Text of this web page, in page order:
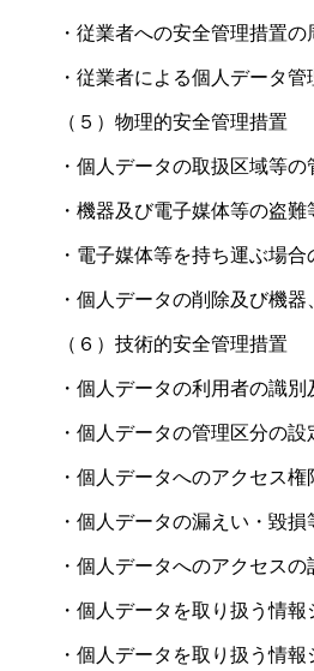
・従業者への安全管理措置
・従業者による個人データ
（５）物理的安全管理措置
・個人データの取扱区域等の
・機器及び電子媒体等の盗難
・電子媒体等を持ち運ぶ場
・個人データの削除及び機
（６）技術的安全管理措置
・個人データの利用者の識別
・個人データの管理区分の
・個人データへのアクセス権
・個人データの漏えい・毀損
・個人データへのアクセス
・個人データを取り扱う情
・個人データを取り扱う情